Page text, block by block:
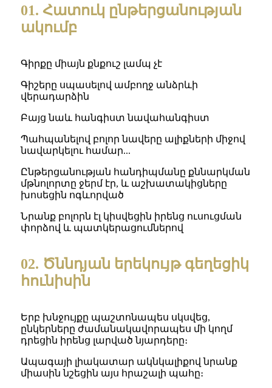
01. Հատուկ ընթերցանության
ակումբ
Գիրքը միայն քնքուշ լամպ չէ
Գիշերը սպասելով ամբողջ անձրևի
վերադարձին
Բայց նաև հանգիստ նավահանգիստ
Պահպանելով բոլոր նավերը ալիքների միջով
նավարկելու համար...
Ընթերցանության հանդիպմանը քննարկման
մթնոլորտը ջերմ էր, և աշխատակիցները
խոսեցին ոգևորված
Նրանք բոլորն էլ կիսվեցին իրենց ուսուցման
փորձով և պատկերացումներով
02. Ծննդյան երեկույթ գեղեցիկ
հունիսին
Երբ խնջույքը պաշտոնապես սկսվեց,
ընկերները ժամանակավորապես մի կողմ
դրեցին իրենց լարված նյարդերը։
Ապագայի լիակատար ակնկալիքով նրանք
միասին նշեցին այս հրաշալի պահը։